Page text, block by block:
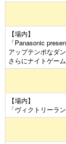
【場内】
「Panasonic
アップテンポなダ
さらにナイトゲー
【場内】
「ヴィクトリーラ